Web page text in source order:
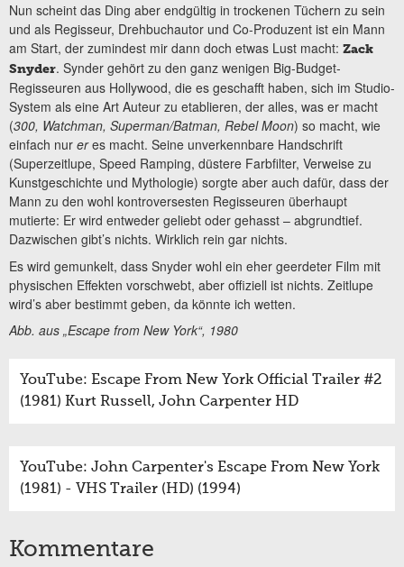
Nun scheint das Ding aber endgültig in trockenen Tüchern zu sein
und als Regisseur, Drehbuchautor und Co-Produzent ist ein Mann
am Start, der zumindest mir dann doch etwas Lust macht: Zack
Snyder. Synder gehört zu den ganz wenigen Big-Budget-
Regisseuren aus Hollywood, die es geschafft haben, sich im Studio-
System als eine Art Auteur zu etablieren, der alles, was er macht
(300, Watchman, Superman/Batman, Rebel Moon) so macht, wie
einfach nur eres macht. Seine unverkennbare Handschrift
(Superzeitlupe, Speed Ramping, düstere Farbfilter, Verweise zu
Kunstgeschichte und Mythologie) sorgte aber auch dafür, dass der
Mann zu den wohl kontroversesten Regisseuren überhaupt
mutierte: Er wird entweder geliebt oder gehasst – abgrundtief.
Dazwischen gibt’s nichts. Wirklich rein gar nichts.
Es wird gemunkelt, dass Snyder wohl ein eher geerdeter Film mit
physischen Effekten vorschwebt, aber offiziell ist nichts. Zeitlupe
wird’s aber bestimmt geben, da könnte ich wetten.
Abb. aus „Escape from New York“, 1980
YouTube: Escape From New York Official Trailer #2
(1981) Kurt Russell, John Carpenter HD
YouTube: John Carpenter's Escape From New York
(1981) - VHS Trailer (HD) (1994)
Kommentare